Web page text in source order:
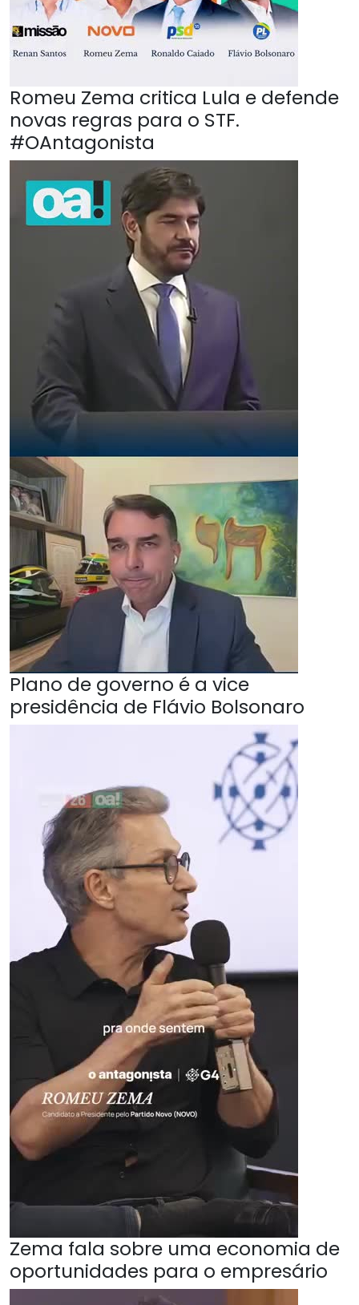
Romeu Zema critica Lula e defende
novas regras para o STF.
#OAntagonista
Plano de governo é a vice
presidência de Flávio Bolsonaro
Zema fala sobre uma economia de
oportunidades para o empresário